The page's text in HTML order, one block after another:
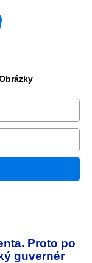
Proto po
guvernér